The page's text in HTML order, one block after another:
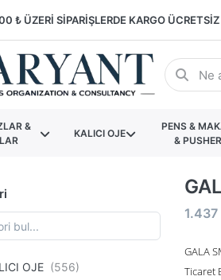
₺ ÜZERI SIPARIŞLERDE KARGO ÜCRETSIZ
&
KALICI OJE
PENS &
& PUSHER
OJE
1.437
GALA
Ticaret